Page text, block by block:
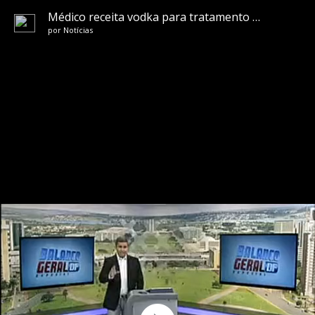
Médico receita vodka para tratamento de bebê
por Notícias